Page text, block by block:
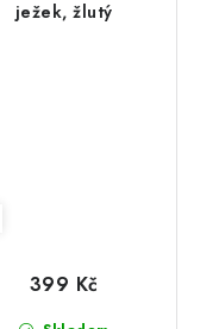
ježek, žlutý
399 Kč